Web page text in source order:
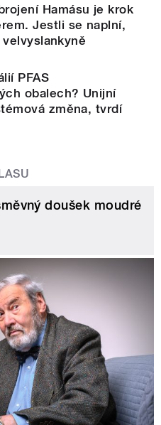
Hamásu je krok
Jestli se naplní,
PFAS
obalech? Unijní
změna, tvrdí
doušek moudré